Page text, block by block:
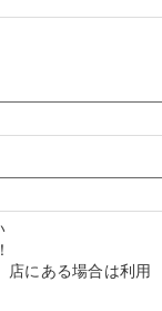
にある場合は利用